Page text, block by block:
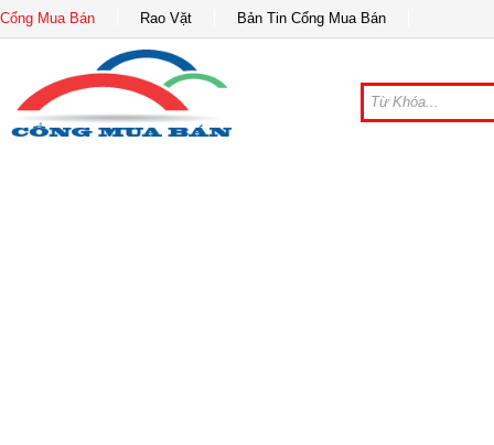
Cổng Mua Bán Rao Vặt Bản Tin Cổng Mua Bán